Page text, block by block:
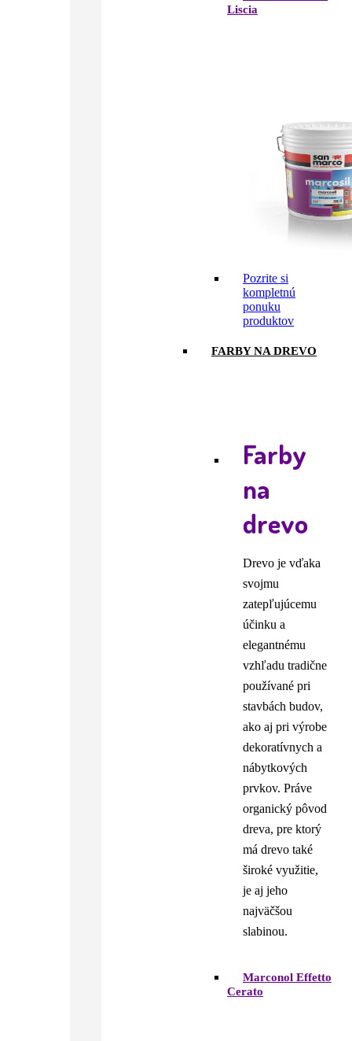
Liscia
Pozrite si
kompletnú
ponuku
produktov
FARBY NA DREVO
Farby
na
drevo
Drevo je vďaka
svojmu
zatepľujúcemu
účinku a
elegantnému
vzhľadu tradične
používané pri
stavbách budov,
ako aj pri výrobe
dekoratívnych a
nábytkových
prvkov. Práve
organický pôvod
dreva, pre ktorý
má drevo také
široké využitie,
je aj jeho
najväčšou
slabinou.
Marconol Effetto
Cerato